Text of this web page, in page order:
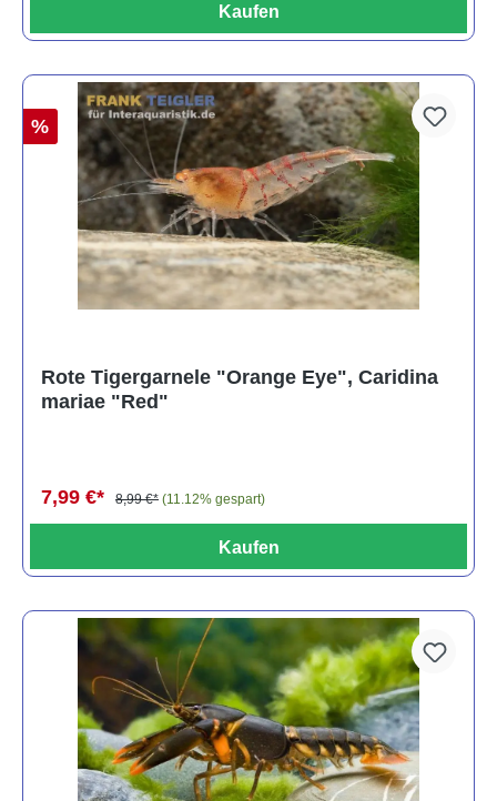
Kaufen
%
Rote Tigergarnele "Orange Eye", Caridina
mariae "Red"
7,99 €* 8,99 €* (11.12% gespart)
Kaufen